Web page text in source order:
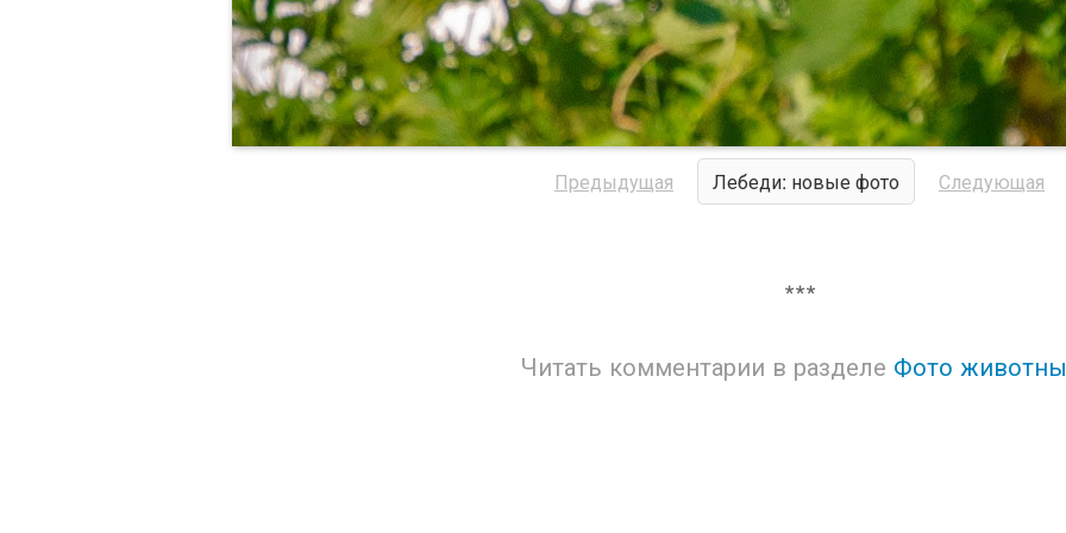
Предыдущая Лебеди: новые фото Следующая
***
Читать комментарии в разделе Фото